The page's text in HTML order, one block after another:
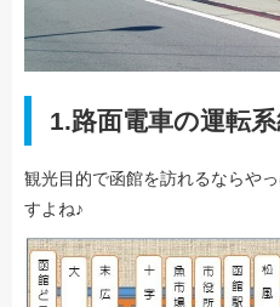
1.路面電車の運転
観光目的で函館を訪れるならや
すよね♪